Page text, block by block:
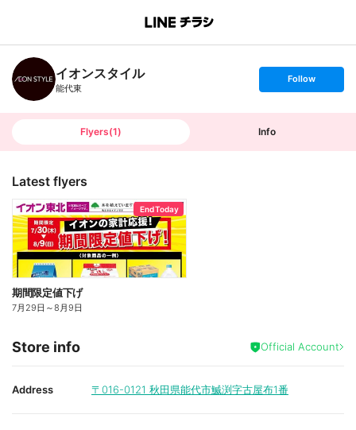
B
n
c
h
T
イオンスタイル
能代東
s
t
o
Follow
Flyers(1) Info
Latest flyers
End Today
期間限定値下げ
7月29日 ～8月9日
Store info Official Account
Address 〒016-0121 秋田県能代市鰄渕字古屋布1番